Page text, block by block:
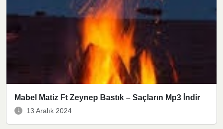
Mabel Matiz Ft Zeynep Bastık – Saçların Mp3 İndir
13 Aralık 2024